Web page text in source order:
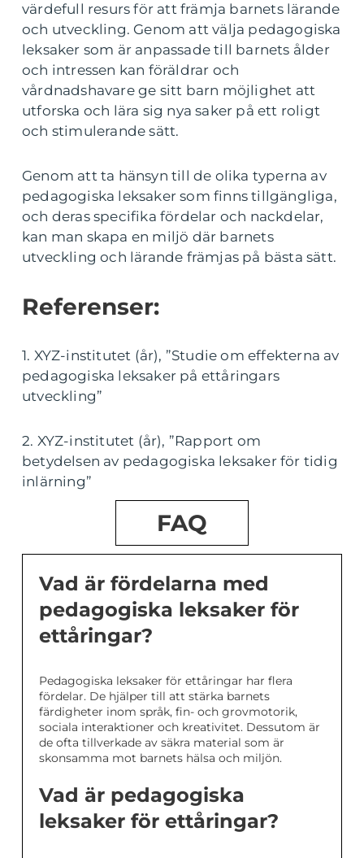
värdefull resurs för att främja barnets lärande
och utveckling. Genom att välja pedagogiska
leksaker som är anpassade till barnets ålder
och intressen kan föräldrar och
vårdnadshavare ge sitt barn möjlighet att
utforska och lära sig nya saker på ett roligt
och stimulerande sätt.
Genom att ta hänsyn till de olika typerna av
pedagogiska leksaker som finns tillgängliga,
och deras specifika fördelar och nackdelar,
kan man skapa en miljö där barnets
utveckling och lärande främjas på bästa sätt.
Referenser:
1. XYZ-institutet (år), ”Studie om effekterna av
pedagogiska leksaker på ettåringars
utveckling”
2. XYZ-institutet (år), ”Rapport om
betydelsen av pedagogiska leksaker för tidig
inlärning”
FAQ
Vad är fördelarna med
pedagogiska leksaker för
ettåringar?
Pedagogiska leksaker för ettåringar har flera
fördelar. De hjälper till att stärka barnets
färdigheter inom språk, fin- och grovmotorik,
sociala interaktioner och kreativitet. Dessutom är
de ofta tillverkade av säkra material som är
skonsamma mot barnets hälsa och miljön.
Vad är pedagogiska
leksaker för ettåringar?